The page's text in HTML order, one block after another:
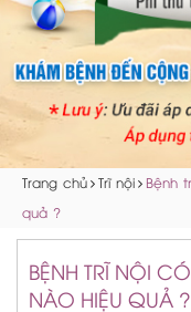
Trang chủ Trĩ nội
Bệnh
quả ?
BỆNH TRĨ NỘI
NÀO HIỆU QUẢ ?